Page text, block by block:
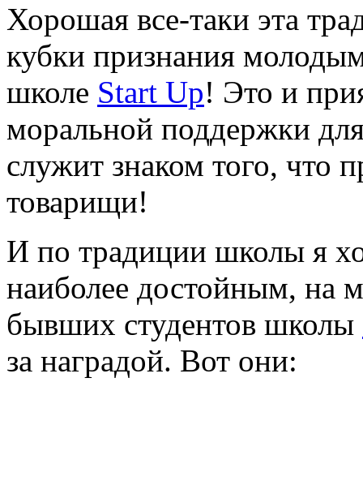
Хорошая все-таки эта
кубки признания
школе Start Up! Это и
моральной поддержки
служит знаком того, что
товарищи!
И по традиции школы я
наиболее достойным, на
бывших студентов школы
за наградой. Вот они: